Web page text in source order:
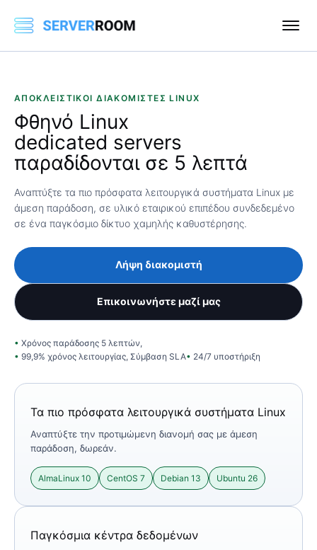
ΑΠΟΚΛΕΙΣΤΙΚΟΊ ΔΙΑΚΟΜΙΣΤΈΣ LINUX
Φθηνό Linux
dedicated servers
παραδίδονται σε 5 λεπτά
Αναπτύξτε τα πιο πρόσφατα λειτουργικά συστήματα Linux με
άμεση παράδοση, σε υλικό εταιρικού επιπέδου συνδεδεμένο
σε ένα παγκόσμιο δίκτυο χαμηλής καθυστέρησης.
Λήψη διακομιστή
Επικοινωνήστε μαζί μας
Χρόνος παράδοσης 5 λεπτών,
99,9% χρόνος λειτουργίας, Σύμβαση SLA
24/7 υποστήριξη
Τα πιο πρόσφατα λειτουργικά συστήματα Linux
Αναπτύξτε την προτιμώμενη διανομή σας με άμεση
παράδοση, δωρεάν.
AlmaLinux 10 CentOS 7 Debian 13 Ubuntu 26
Παγκόσμια κέντρα δεδομένων